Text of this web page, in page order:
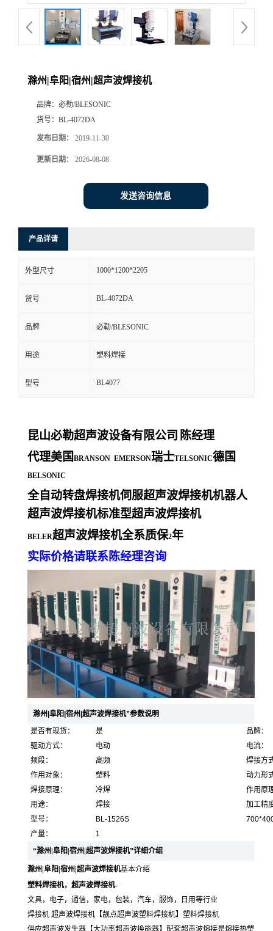
滁州|阜阳|宿州|超声波焊接机
品牌： 必勒/BLESONIC
货号： BL-4072DA
发布日期： 2019-11-30
更新日期： 2026-08-08
发送咨询信息
产品详请
外型尺寸 1000*1200*2205
货号 BL-4072DA
品牌 必勒/BLESONIC
用途 塑料焊接
型号 BL4077
昆山必勒超声波设备有限公司 陈经理
代理美国 BRANSON EMERSON瑞士TELSONIC德国
BELSONIC
全自动转盘焊接机伺服超声波焊接机机器人
超声波焊接机标准型超声波焊接机
BELER超声波焊接机全系质保2年
实际价格请联系陈经理咨询
滁州|阜阳|宿州|超声波焊接机”参数说明
是否有现货：
是
品牌：
驱动方式：
电动
电流：
频段：
高频
焊接方
作用对象：
塑料
动力形
焊接原理：
冷焊
作用原
用途：
焊接
加工精
型号：
BL-1526S
产量：
1
“滁州|阜阳|宿州|超声波焊接机”详细介绍
滁州|阜阳|宿州|超声波焊接机基本介绍
塑料焊接机，超声波焊接机-
文具，电子，通信，家电，包装，汽车，服饰，日用等行业
焊接机 超声波焊接机【靓点超声波塑料焊接机】塑料焊接机
供应超声波发生器【大功率超声波换能器】配套超声波熔接是熔接热塑